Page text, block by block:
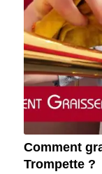
Comment
Trompette ?